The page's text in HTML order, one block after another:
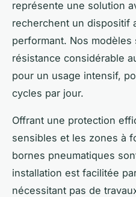
représente une solution
recherchent un dispositif
performant. Nos
résistance considérable
pour un usage intensif,
cycles par jour.
Offrant une protection
sensibles et les zones à
bornes pneumatiques
installation est facilitée
nécessitant pas de